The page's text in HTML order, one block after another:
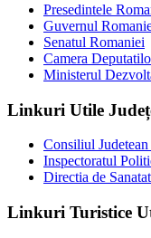
Presedintele
Guvernul
Senatul Romaniei
Camera
Ministerul
Linkuri Utile
Consiliul Judetean
Inspectoratul
Directia de
Linkuri Turistice